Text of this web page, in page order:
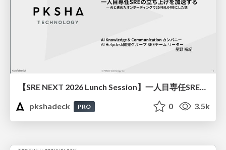
【SRE NEXT 2026 Lunch Session】一人目専任SREの立ち上げを加速する ― AIと進めたオンボーディングで2分を0.04秒にした話
pkshadeck
PRO 0 3.5k